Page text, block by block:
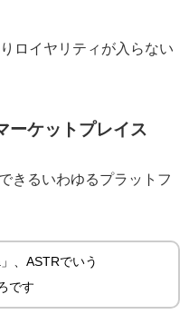
ロイヤリティが入らない
ケットプレイス
きるいわゆるプラットフ
、ASTRでいう
です